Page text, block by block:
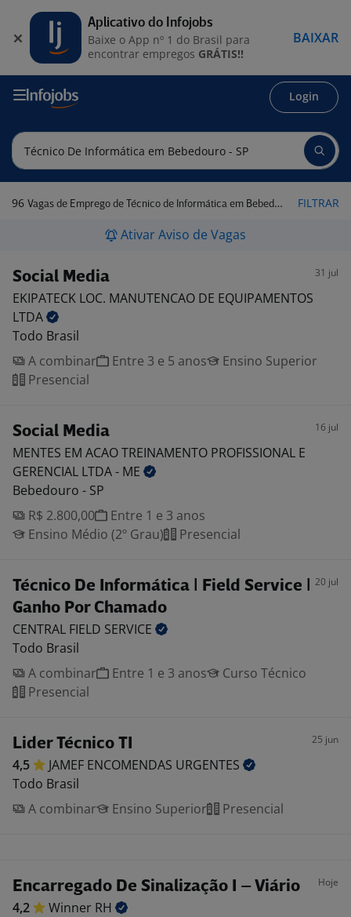
Login
96 Vagas de Emprego de Técnico de Informática em Bebedouro - SP FILTRAR
Ativar Aviso de Vagas
Social Media 31 jul
EKIPATECK LOC. MANUTENCAO DE EQUIPAMENTOS
LTDA
Todo Brasil
A combinar
Entre 3 e 5 anos
Ensino Superior
Presencial
Social Media 16 jul
MENTES EM ACAO TREINAMENTO PROFISSIONAL E
GERENCIAL LTDA - ME
Bebedouro - SP
R$ 2.800,00
Entre 1 e 3 anos
Ensino Médio (2º Grau)
Presencial
Técnico De Informática | Field Service |
Ganho Por Chamado
20 jul
CENTRAL FIELD SERVICE
Todo Brasil
A combinar
Entre 1 e 3 anos
Curso Técnico
Presencial
Lider Técnico TI 25 jun
4,5 JAMEF ENCOMENDAS URGENTES
Todo Brasil
A combinar
Ensino Superior Presencial
Encarregado De Sinalização I – Viário Hoje
4,2 Winner RH
Aplicativo do Infojobs
Baixe o App nº 1 do Brasil para
encontrar empregos GRÁTIS!!
BAIXAR